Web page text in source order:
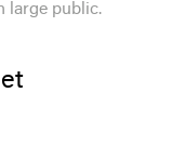
large public.